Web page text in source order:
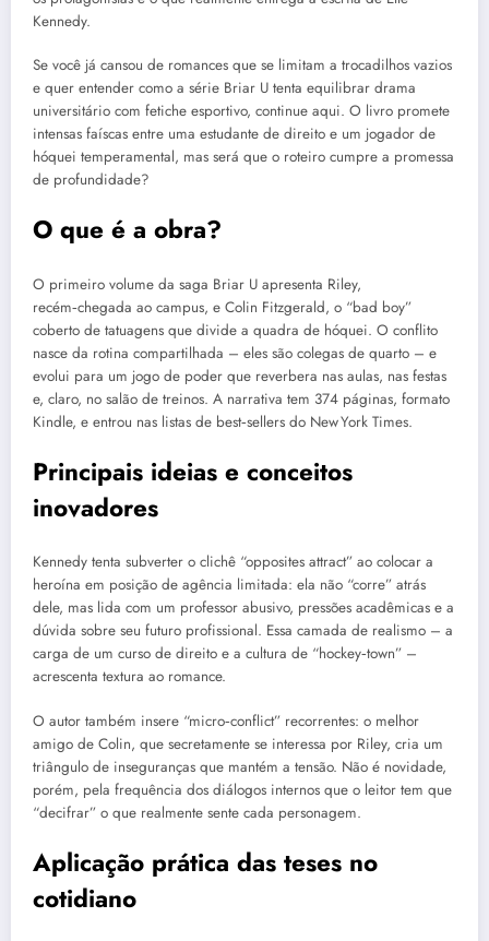
Kennedy.
Se você já cansou de romances que se limitam a trocadilhos vazios
e quer entender como a série Briar U tenta equilibrar drama
universitário com fetiche esportivo, continue aqui. O livro promete
intensas faíscas entre uma estudante de direito e um jogador de
hóquei temperamental, mas será que o roteiro cumpre a promessa
de profundidade?
O que é a obra?
O primeiro volume da saga Briar U apresenta Riley,
recém‑chegada ao campus, e Colin Fitzgerald, o “bad boy”
coberto de tatuagens que divide a quadra de hóquei. O conflito
nasce da rotina compartilhada – eles são colegas de quarto – e
evolui para um jogo de poder que reverbera nas aulas, nas festas
e, claro, no salão de treinos. A narrativa tem 374 páginas, formato
Kindle, e entrou nas listas de best‑sellers do New York Times.
Principais ideias e conceitos
inovadores
Kennedy tenta subverter o clichê “opposites attract” ao colocar a
heroína em posição de agência limitada: ela não “corre” atrás
dele, mas lida com um professor abusivo, pressões acadêmicas e a
dúvida sobre seu futuro profissional. Essa camada de realismo – a
carga de um curso de direito e a cultura de “hockey‑town” –
acrescenta textura ao romance.
O autor também insere “micro‑conflict” recorrentes: o melhor
amigo de Colin, que secretamente se interessa por Riley, cria um
triângulo de inseguranças que mantém a tensão. Não é novidade,
porém, pela frequência dos diálogos internos que o leitor tem que
“decifrar” o que realmente sente cada personagem.
Aplicação prática das teses no
cotidiano